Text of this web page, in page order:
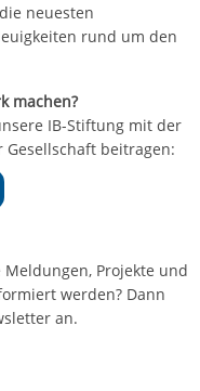
neuesten
rund um den
machen?
IB-Stiftung mit der
beitragen:
Projekte und
werden? Dann
an.